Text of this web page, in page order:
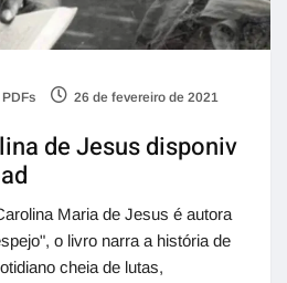
PDFs 26 de fevereiro de 2021
de Jesus disponiv
Maria de Jesus é autora
o livro narra a história de
cheia de lutas,